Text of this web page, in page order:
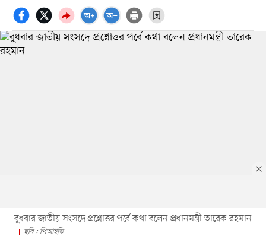
বুধবার জাতীয় সংসদে প্রশ্নোত্তর পর্বে কথা বলেন প্রধানমন্ত্রী তারেক রহমান
ছবি : পিআইডি